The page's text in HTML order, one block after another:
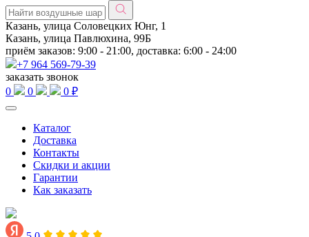
Казань, улица Соловецких Юнг, 1
Казань, улица Павлюхина, 99Б
приём заказов: 9:00 - 21:00, доставка: 6:00 - 24:00
+7 964 569-79-39
заказать звонок
0
0 0 ₽
Каталог
Доставка
Контакты
Скидки и акции
Гарантии
Как заказать